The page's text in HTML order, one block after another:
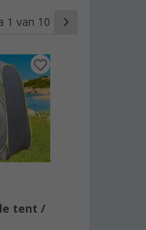
1 van 10
tent /